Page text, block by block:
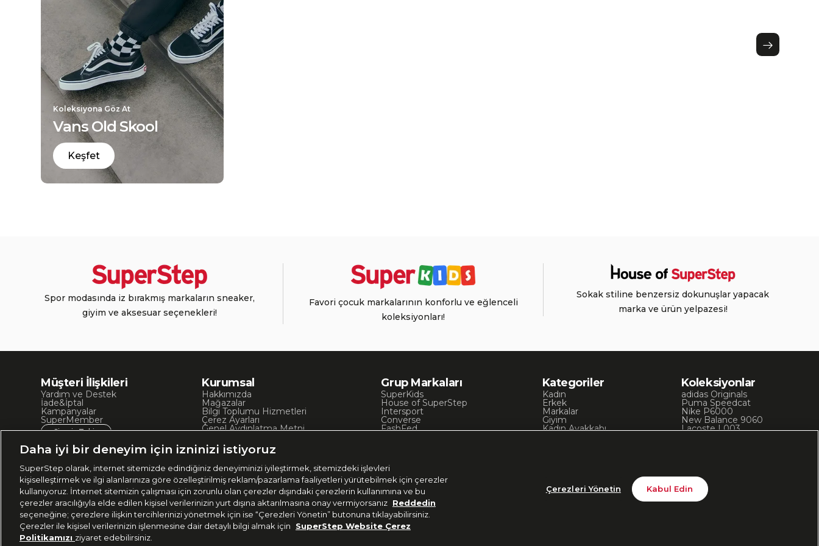
Koleksiyona Göz At
Vans Old Skool
Keşfet
Spor modasında iz bırakmış markaların sneaker,
giyim ve aksesuar seçenekleri!
Favori çocuk markalarının konforlu ve eğlenceli
koleksiyonları!
Sokak stiline benzersiz dokunuşlar yapacak
marka ve ürün yelpazesi!
Müşteri İlişkileri
Yardım ve Destek
İade&İptal
Kampanyalar
SuperMember
Sipariş Takip
Kurumsal
Hakkımızda
Mağazalar
Bilgi Toplumu Hizmetleri
Çerez Ayarları
Genel Aydınlatma Metni
Site Haritası
İşlem Rehberi
Grup Markaları
SuperKids
House of SuperStep
Intersport
Converse
FashFed
Occassion
UNITED4
Kategoriler
Kadın
Erkek
Markalar
Giyim
Kadın Ayakkabı
Koleksiyonlar
adidas Originals
Puma Speedcat
Nike P6000
New Balance 9060
Lacoste L003
Daha iyi bir deneyim için izninizi istiyoruz
SuperStep olarak, internet sitemizde edindiğiniz deneyiminizi iyileştirmek, sitemizdeki işlevleri
kişiselleştirmek ve ilgi alanlarınıza göre özelleştirilmiş reklam/pazarlama faaliyetleri yürütebilmek için çerezler
kullanıyoruz. İnternet sitemizin çalışması için zorunlu olan çerezler dışındaki çerezlerin kullanımına ve bu
çerezler aracılığıyla elde edilen kişisel verilerinizin yurt dışına aktarılmasına onay vermiyorsanız Reddedin
seçeneğine; çerezlere ilişkin tercihlerinizi yönetmek için ise “Çerezleri Yönetin” butonuna tıklayabilirsiniz.
Çerezler ile kişisel verilerinizin işlenmesine dair detaylı bilgi almak için
SuperStep Website Çerez
Politikamızı ziyaret edebilirsiniz.
Çerezleri Yönetin Kabul Edin